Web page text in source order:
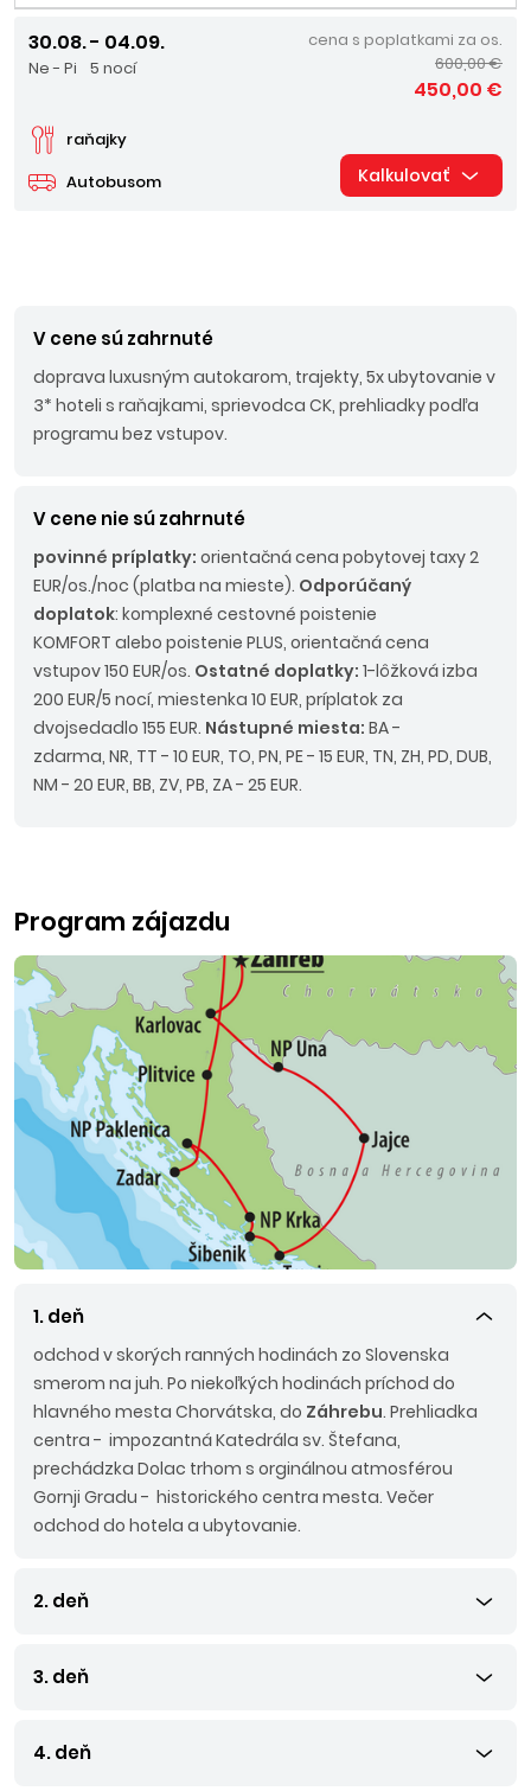
30.08. - 04.09.
Ne - Pi 5 nocí
Autobusom
raňajky
cena s poplatkami za os.
600,00 €
450,00 €
Kalkulovať
V cene sú zahrnuté
doprava luxusným autokarom, trajekty, 5x ubytovanie v
3* hoteli s raňajkami, sprievodca CK, prehliadky podľa
programu bez vstupov.
V cene nie sú zahrnuté
povinné príplatky: orientačná cena pobytovej taxy 2
EUR/os./noc (platba na mieste). Odporúčaný
doplatok: komplexné cestovné poistenie
KOMFORT alebo poistenie PLUS, orientačná cena
vstupov 150 EUR/os. Ostatné doplatky: 1-lôžková izba
200 EUR/5 nocí, miestenka 10 EUR, príplatok za
dvojsedadlo 155 EUR. Nástupné miesta: BA -
zdarma, NR, TT - 10 EUR, TO, PN, PE - 15 EUR, TN, ZH, PD, DUB,
NM - 20 EUR, BB, ZV, PB, ZA - 25 EUR.
Program zájazdu
1. deň
odchod v skorých ranných hodinách zo Slovenska
smerom na juh. Po niekoľkých hodinách príchod do
hlavného mesta Chorvátska, do Záhrebu. Prehliadka
centra - impozantná Katedrála sv. Štefana,
prechádzka Dolac trhom s orginálnou atmosférou
Gornji Gradu - historického centra mesta. Večer
odchod do hotela a ubytovanie.
2. deň
3. deň
4. deň